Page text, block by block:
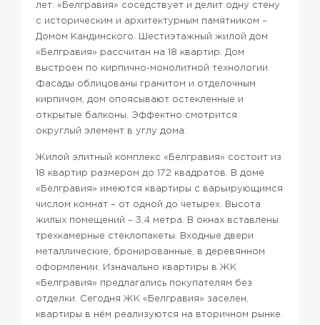
лет. «Белгравия» соседствует и делит одну стену
с историческим и архитектурным памятником –
Домом Кандинского. Шестиэтажный жилой дом
«Белгравия» рассчитан на 18 квартир. Дом
выстроен по кирпично-монолитной технологии.
Фасады облицованы гранитом и отделочным
кирпичом, дом опоясывают остекленные и
открытые балконы. Эффектно смотрится
округлый элемент в углу дома.
Жилой элитный комплекс «Белгравия» состоит из
18 квартир размером до 172 квадратов. В доме
«Белгравия» имеются квартиры с варьирующимся
числом комнат – от одной до четырех. Высота
жилых помещений – 3,4 метра. В окнах вставлены
трехкамерные стеклопакеты. Входные двери
металлические, бронированные, в деревянном
оформлении. Изначально квартиры в ЖК
«Белгравия» предлагались покупателям без
отделки. Сегодня ЖК «Белгравия» заселен,
квартиры в нём реализуются на вторичном рынке.